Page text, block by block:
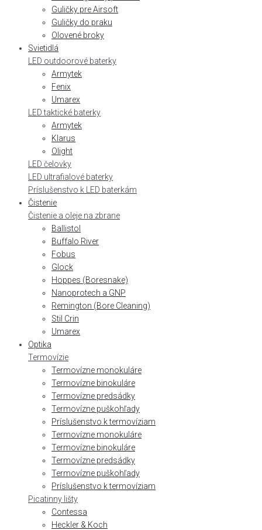
Guličky pre Airsoft
Guličky do praku
Olovené broky
Svietidlá
LED outdoorové baterky
Armytek
Fenix
Umarex
LED taktické baterky
Armytek
Klarus
Olight
LED čelovky
LED ultrafialové baterky
Príslušenstvo k LED baterkám
Čistenie
Čistenie a oleje na zbrane
Ballistol
Buffalo River
Fobus
Glock
Hoppes (Boresnake)
Nanoprotech a GNP
Remington (Bore Cleaning)
Stil Crin
Umarex
Optika
Termovízie
Termovízne monokuláre
Termovízne binokuláre
Termovízne predsádky
Termovízne puškohľady
Príslušenstvo k termovíziam
Termovízne monokuláre
Termovízne binokuláre
Termovízne predsádky
Termovízne puškohľady
Príslušenstvo k termovíziam
Picatinny lišty
Contessa
Heckler & Koch